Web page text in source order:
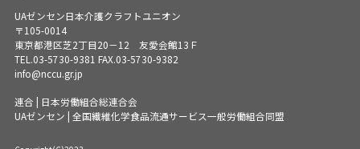
UAゼンセン日本介護クラフトユニオン
〒105-0014
東京都港区芝2丁目20－12 友愛会館13Ｆ
TEL.03-5730-9381 FAX.03-5730-9382
info@nccu.gr.jp
連合 | 日本労働組合総連合会
UAゼンセン | 全国繊維化学食品流通サービス一般労働組合同盟